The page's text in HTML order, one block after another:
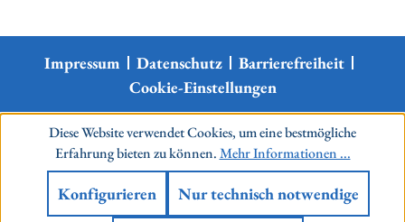
Impressum Datenschutz
Barrierefreiheit
Cookie-Einstellungen
Diese Website verwendet Cookies, um eine bestmögliche
Erfahrung bieten zu können.Mehr Informationen ...
Nur technisch notwendige
Konfigurieren